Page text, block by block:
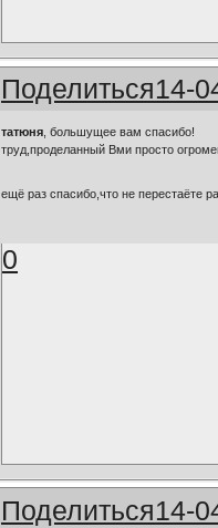
Поделиться14-
татюня , большущее вам спасибо!
труд,проделанный Вми просто
ещё раз спасибо,что не перестаёте
0
Поделиться14-